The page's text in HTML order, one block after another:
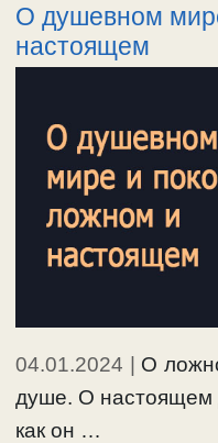
О душевном
настоящем
04.01.2024 | О
душе. О настоящем
как он …